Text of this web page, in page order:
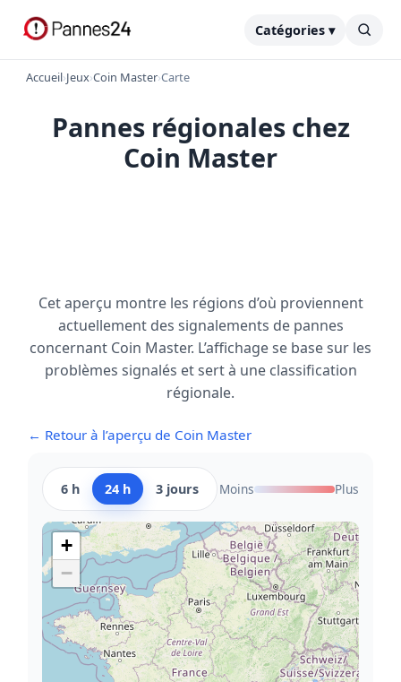
Catégories ▾
Accueil›Jeux›Coin Master›Carte
Pannes régionales chez
Coin Master
Cet aperçu montre les régions d’où proviennent
actuellement des signalements de pannes
concernant Coin Master. L’affichage se base sur les
problèmes signalés et sert à une classification
régionale.
← Retour à l’aperçu de Coin Master
6 h 24 h 3 jours Moins Plus
+
−